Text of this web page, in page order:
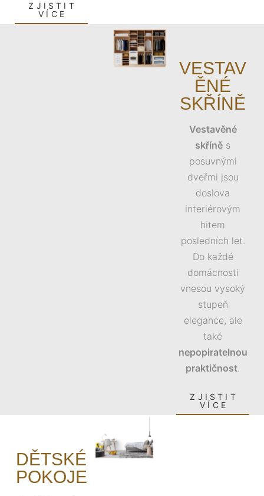
ZJISTIT
VÍCE
VESTAV
ĚNÉ
SKŘÍNĚ
Vestavěné
skříně s
posuvnými
dveřmi jsou
doslova
interiérovým
hitem
posledních let.
Do každé
domácnosti
vnesou vysoký
stupeň
elegance, ale
také
nepopiratelnou
praktičnost.
ZJISTIT
VÍCE
DĚTSKÉ
POKOJE